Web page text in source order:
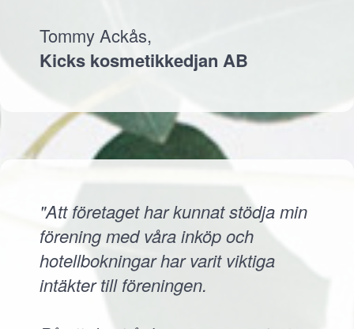
Tommy Ackås,
Kicks kosmetikkedjan AB
"Att företaget har kunnat stödja min
förening med våra inköp och
hotellbokningar har varit viktiga
intäkter till föreningen.